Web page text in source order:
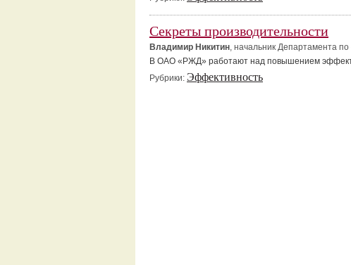
Секреты производительности
Владимир Никитин, начальник Департамента
В ОАО «РЖД» работают над повышением
Рубрики: Эффективность